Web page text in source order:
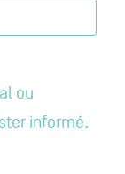
ou
informé.